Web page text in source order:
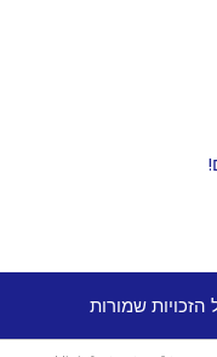
הזכויות שמורות